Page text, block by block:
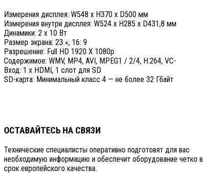
Измерения дисплея: W548 x H370 x D500 мм
Измерения внутри дисплея: W524 x H285 x D431,8 мм
Динамики: 2 x 10 Вт
Размер экрана: 23 «, 16: 9
Разрешение: Full HD 1920 X 1080p
Содержимое: WMV, MP4, AVI, MPEG1 / 2/4, H.264, VC-
Вход: 1 х HDMI, 1 слот для SD
SD-карта: Минимальный класс 4 — не более 32 Гбайт
ОСТАВАЙТЕСЬ НА СВЯЗИ
Технические специалисты оперативно подготовят для вас
необходимую информацию и обеспечит оборудование четко в
срок европейского качества.